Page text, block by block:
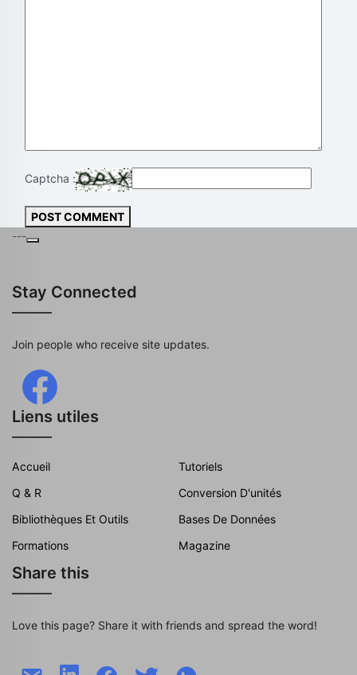
Captcha :
POST COMMENT
---
Stay Connected
Join people who receive site updates.
Liens utiles
Accueil
Tutoriels
Q & R
Conversion D'unités
Bibliothèques Et Outils
Bases De Données
Formations
Magazine
Share this
Love this page? Share it with friends and spread the word!